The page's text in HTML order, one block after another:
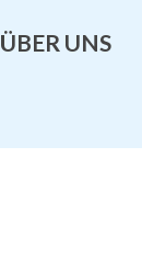
ÜBER UNS